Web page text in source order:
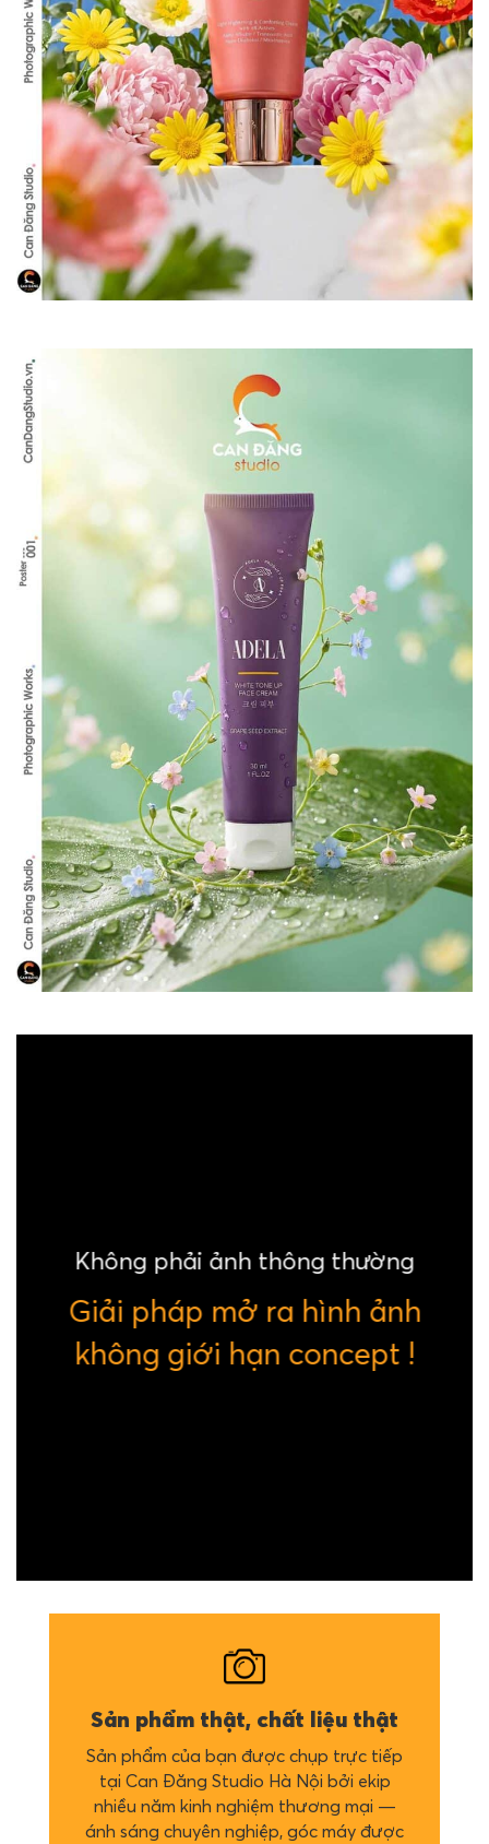
Không phải ảnh thông thường
Giải pháp mở ra hình ảnh
không giới hạn concept !
Sản phẩm thật, chất liệu thật
Sản phẩm của bạn được chụp trực tiếp
tại Can Đăng Studio Hà Nội bởi ekip
nhiều năm kinh nghiệm thương mại —
ánh sáng chuyên nghiệp, góc máy được